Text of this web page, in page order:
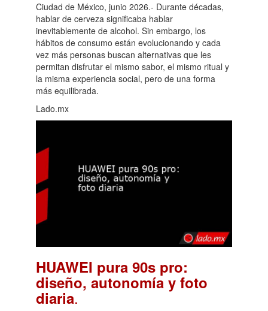
Ciudad de México, junio 2026.- Durante décadas,
hablar de cerveza significaba hablar
inevitablemente de alcohol. Sin embargo, los
hábitos de consumo están evolucionando y cada
vez más personas buscan alternativas que les
permitan disfrutar el mismo sabor, el mismo ritual y
la misma experiencia social, pero de una forma
más equilibrada.
Lado.mx
HUAWEI pura 90s pro:
diseño, autonomía y foto
diaria.